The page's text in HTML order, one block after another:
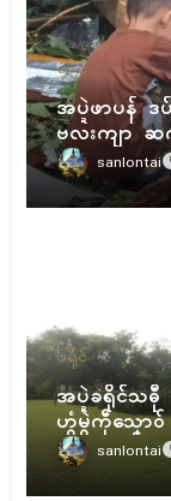
ပရိုၚ်
အပ္ဍဲဖာပန်
ဗလးကျာ
sanlontai
ပရိုၚ်
အပ္ဍဲခရိုၚ်သ
ဟွံမွဲကဵုသၞော
sanlontai